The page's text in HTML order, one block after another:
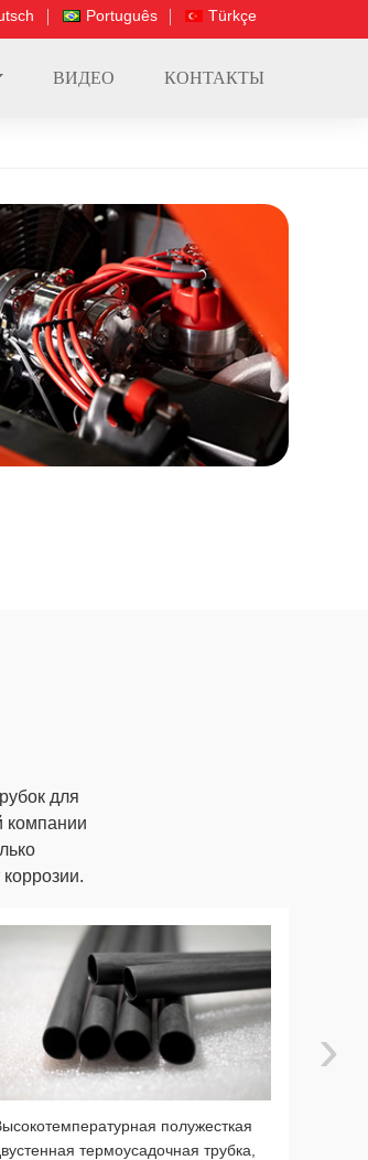
Português Türkçe
ВИДЕО КОНТАКТЫ
для
компании
полужесткая
термоусадочная трубка,
›